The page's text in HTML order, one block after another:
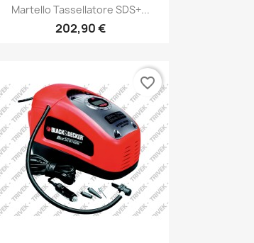
Martello Tassellatore SDS+...
202,90 €
favorite_border